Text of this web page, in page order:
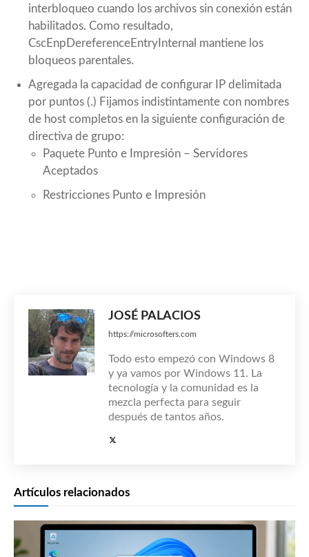
interbloqueo cuando los archivos sin conexión están
habilitados. Como resultado,
CscEnpDereferenceEntryInternal mantiene los
bloqueos parentales.
Agregada la capacidad de configurar IP delimitada
por puntos (.) Fijamos indistintamente con nombres
de host completos en la siguiente configuración de
directiva de grupo:
Paquete Punto e Impresión – Servidores
Aceptados
Restricciones Punto e Impresión
JOSÉ PALACIOS
https://microsofters.com
Todo esto empezó con Windows 8
y ya vamos por Windows 11. La
tecnología y la comunidad es la
mezcla perfecta para seguir
después de tantos años.
Artículos relacionados